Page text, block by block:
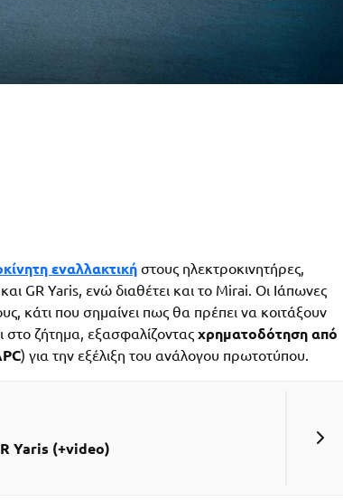
εναλλακτική στους ηλεκτροκινητήρες,
GR Yaris, ενώ διαθέτει και το Mirai. Οι Ιάπωνες
κάτι που σημαίνει πως θα πρέπει να κοιτάξουν
στο ζήτημα, εξασφαλίζοντας χρηματοδότηση από
) για την εξέλιξη του ανάλογου πρωτοτύπου.
Yaris (+video)